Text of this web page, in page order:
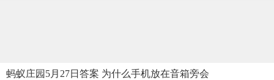
蚂蚁庄园5月27日答案 为什么手机放在音箱旁会